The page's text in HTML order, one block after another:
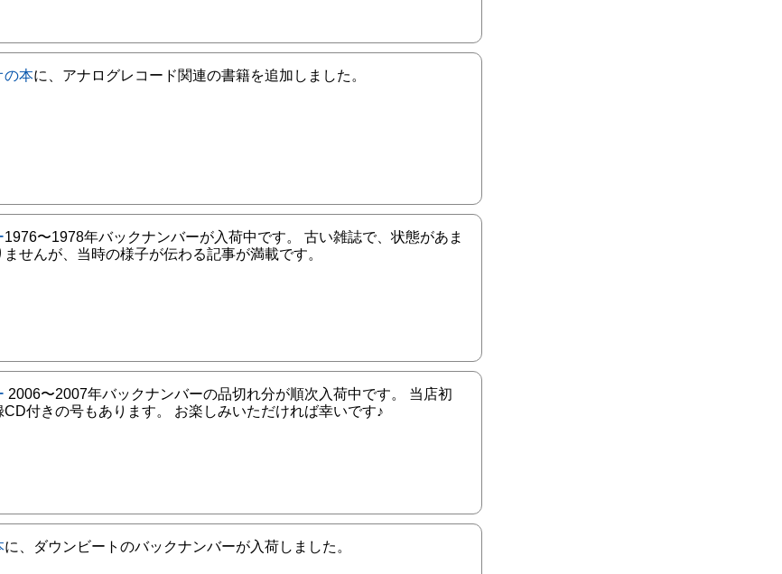
の本に、アナログレコード関連の書籍を追加しました。
1976〜1978年バックナンバーが入荷中です。 古い雑誌で、状態があま
ませんが、当時の様子が伝わる記事が満載です。
2006〜2007年バックナンバーの品切れ分が順次入荷中です。 当店初
CD付きの号もあります。 お楽しみいただければ幸いです♪
に、ダウンビートのバックナンバーが入荷しました。